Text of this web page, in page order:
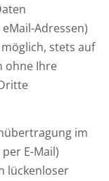
Adressen)
stets auf
ohne Ihre
im
E-Mail)
lückenloser